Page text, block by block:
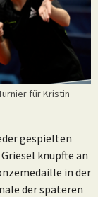
für Kristin
gespielten
knüpfte an
in der
der späteren